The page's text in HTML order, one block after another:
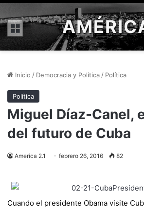
Menú
Inicio / Democracia y Política / Política
Política
Miguel Díaz-Canel,
del futuro de Cuba
America 2.1 febrero 26, 2016 82
Cuando el presidente Obama visite